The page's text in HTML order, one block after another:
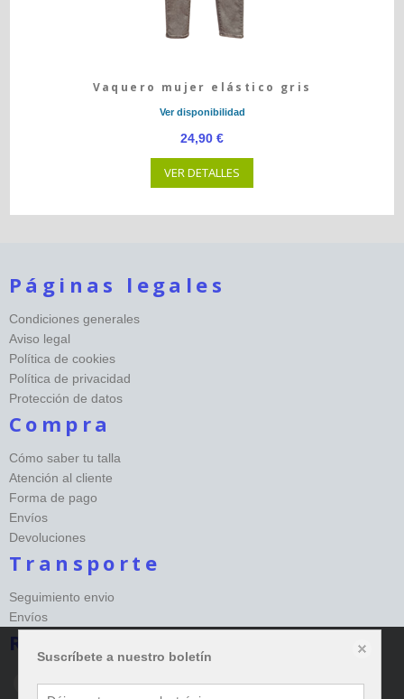
Vaquero mujer elástico gris
Ver disponibilidad
24,90 €
VER DETALLES
Páginas legales
Condiciones generales
Aviso legal
Política de cookies
Política de privacidad
Protección de datos
Compra
Cómo saber tu talla
Atención al cliente
Forma de pago
Envíos
Devoluciones
Transporte
Seguimiento envio
Envíos
Redes sociales Happy
Este sitio web almacena datos como cookies para habilitar la funcionalidad
configuración en cualquier momento o aceptar la configuración predeterminada.
Suscríbete a nuestro boletín